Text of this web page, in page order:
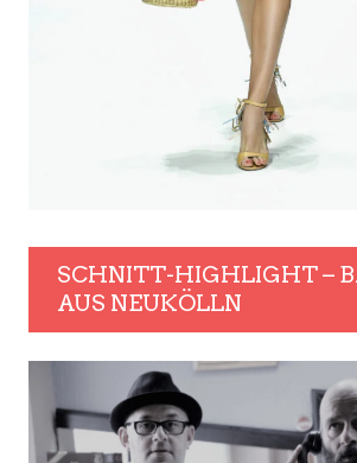
SCHNITT-HIGHLIGHT –
AUS NEUKÖLLN